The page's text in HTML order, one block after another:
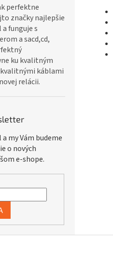
perfektne
značky najlepšie
funguje s
a sacd,cd,
ku kvalitným
káblami
relácii.
my Vám budeme
o nových
e-shope.